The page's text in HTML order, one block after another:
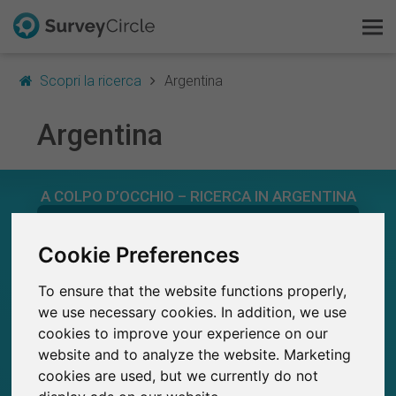
Cookie Preferences
To ensure that the website functions properly,
we use necessary cookies. In addition, we use
cookies to improve your experience on our
website and to analyze the website. Marketing
cookies are used, but we currently do not
Scopri la ricerca Argentina
Argentina
A COLPO D’OCCHIO – RICERCA IN ARGENTINA
461
SurveyCircle
13
Studi attualmente pubblicati su SurveyCircle
2,530+
SurveyCircle
Survey Ranking
Scopri la ricerca
FAQ
Registrati gratis
Accedi